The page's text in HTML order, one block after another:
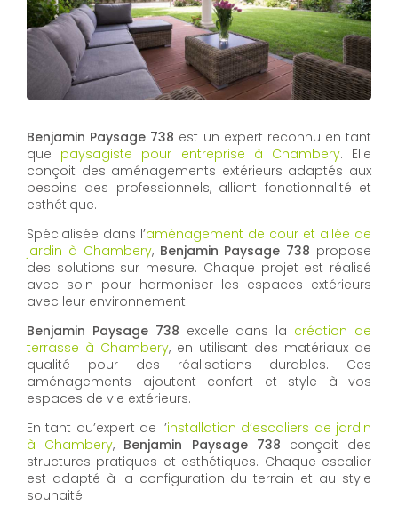
Benjamin Paysage 738 est un expert reconnu en tant
que paysagiste pour entreprise à Chambery. Elle
conçoit des aménagements extérieurs adaptés aux
besoins des professionnels, alliant fonctionnalité et
esthétique.
Spécialisée dans l’aménagement de cour et allée de
jardin à Chambery, Benjamin Paysage 738 propose
des solutions sur mesure. Chaque projet est réalisé
avec soin pour harmoniser les espaces extérieurs
avec leur environnement.
Benjamin Paysage 738 excelle dans la création de
terrasse à Chambery, en utilisant des matériaux de
qualité pour des réalisations durables. Ces
aménagements ajoutent confort et style à vos
espaces de vie extérieurs.
En tant qu’expert de l’installation d’escaliers de jardin
à Chambery, Benjamin Paysage 738 conçoit des
structures pratiques et esthétiques. Chaque escalier
est adapté à la configuration du terrain et au style
souhaité.